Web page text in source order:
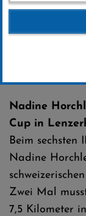
24 .Januar
Nadine
Cup in
Beim sechsten
Nadine
Zwei Mal
7,5 Kilometer